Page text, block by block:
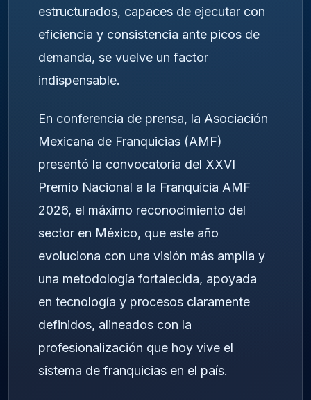
estructurados, capaces de ejecutar con
eficiencia y consistencia ante picos de
demanda, se vuelve un factor
indispensable.
En conferencia de prensa, la Asociación
Mexicana de Franquicias (AMF)
presentó la convocatoria del XXVI
Premio Nacional a la Franquicia AMF
2026, el máximo reconocimiento del
sector en México, que este año
evoluciona con una visión más amplia y
una metodología fortalecida, apoyada
en tecnología y procesos claramente
definidos, alineados con la
profesionalización que hoy vive el
sistema de franquicias en el país.